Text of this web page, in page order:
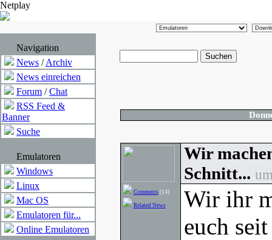
Netplay
Navigation
News /Archiv
News einreichen
Forum /Chat
RSS Feed &
Banner
Suche
Emulatoren
Windows
Linux
Mac OS
Emulatoren für...
Online Emulatoren
Comments [14]
Related News
Wir
Schnitt...
Wir ihr
euch